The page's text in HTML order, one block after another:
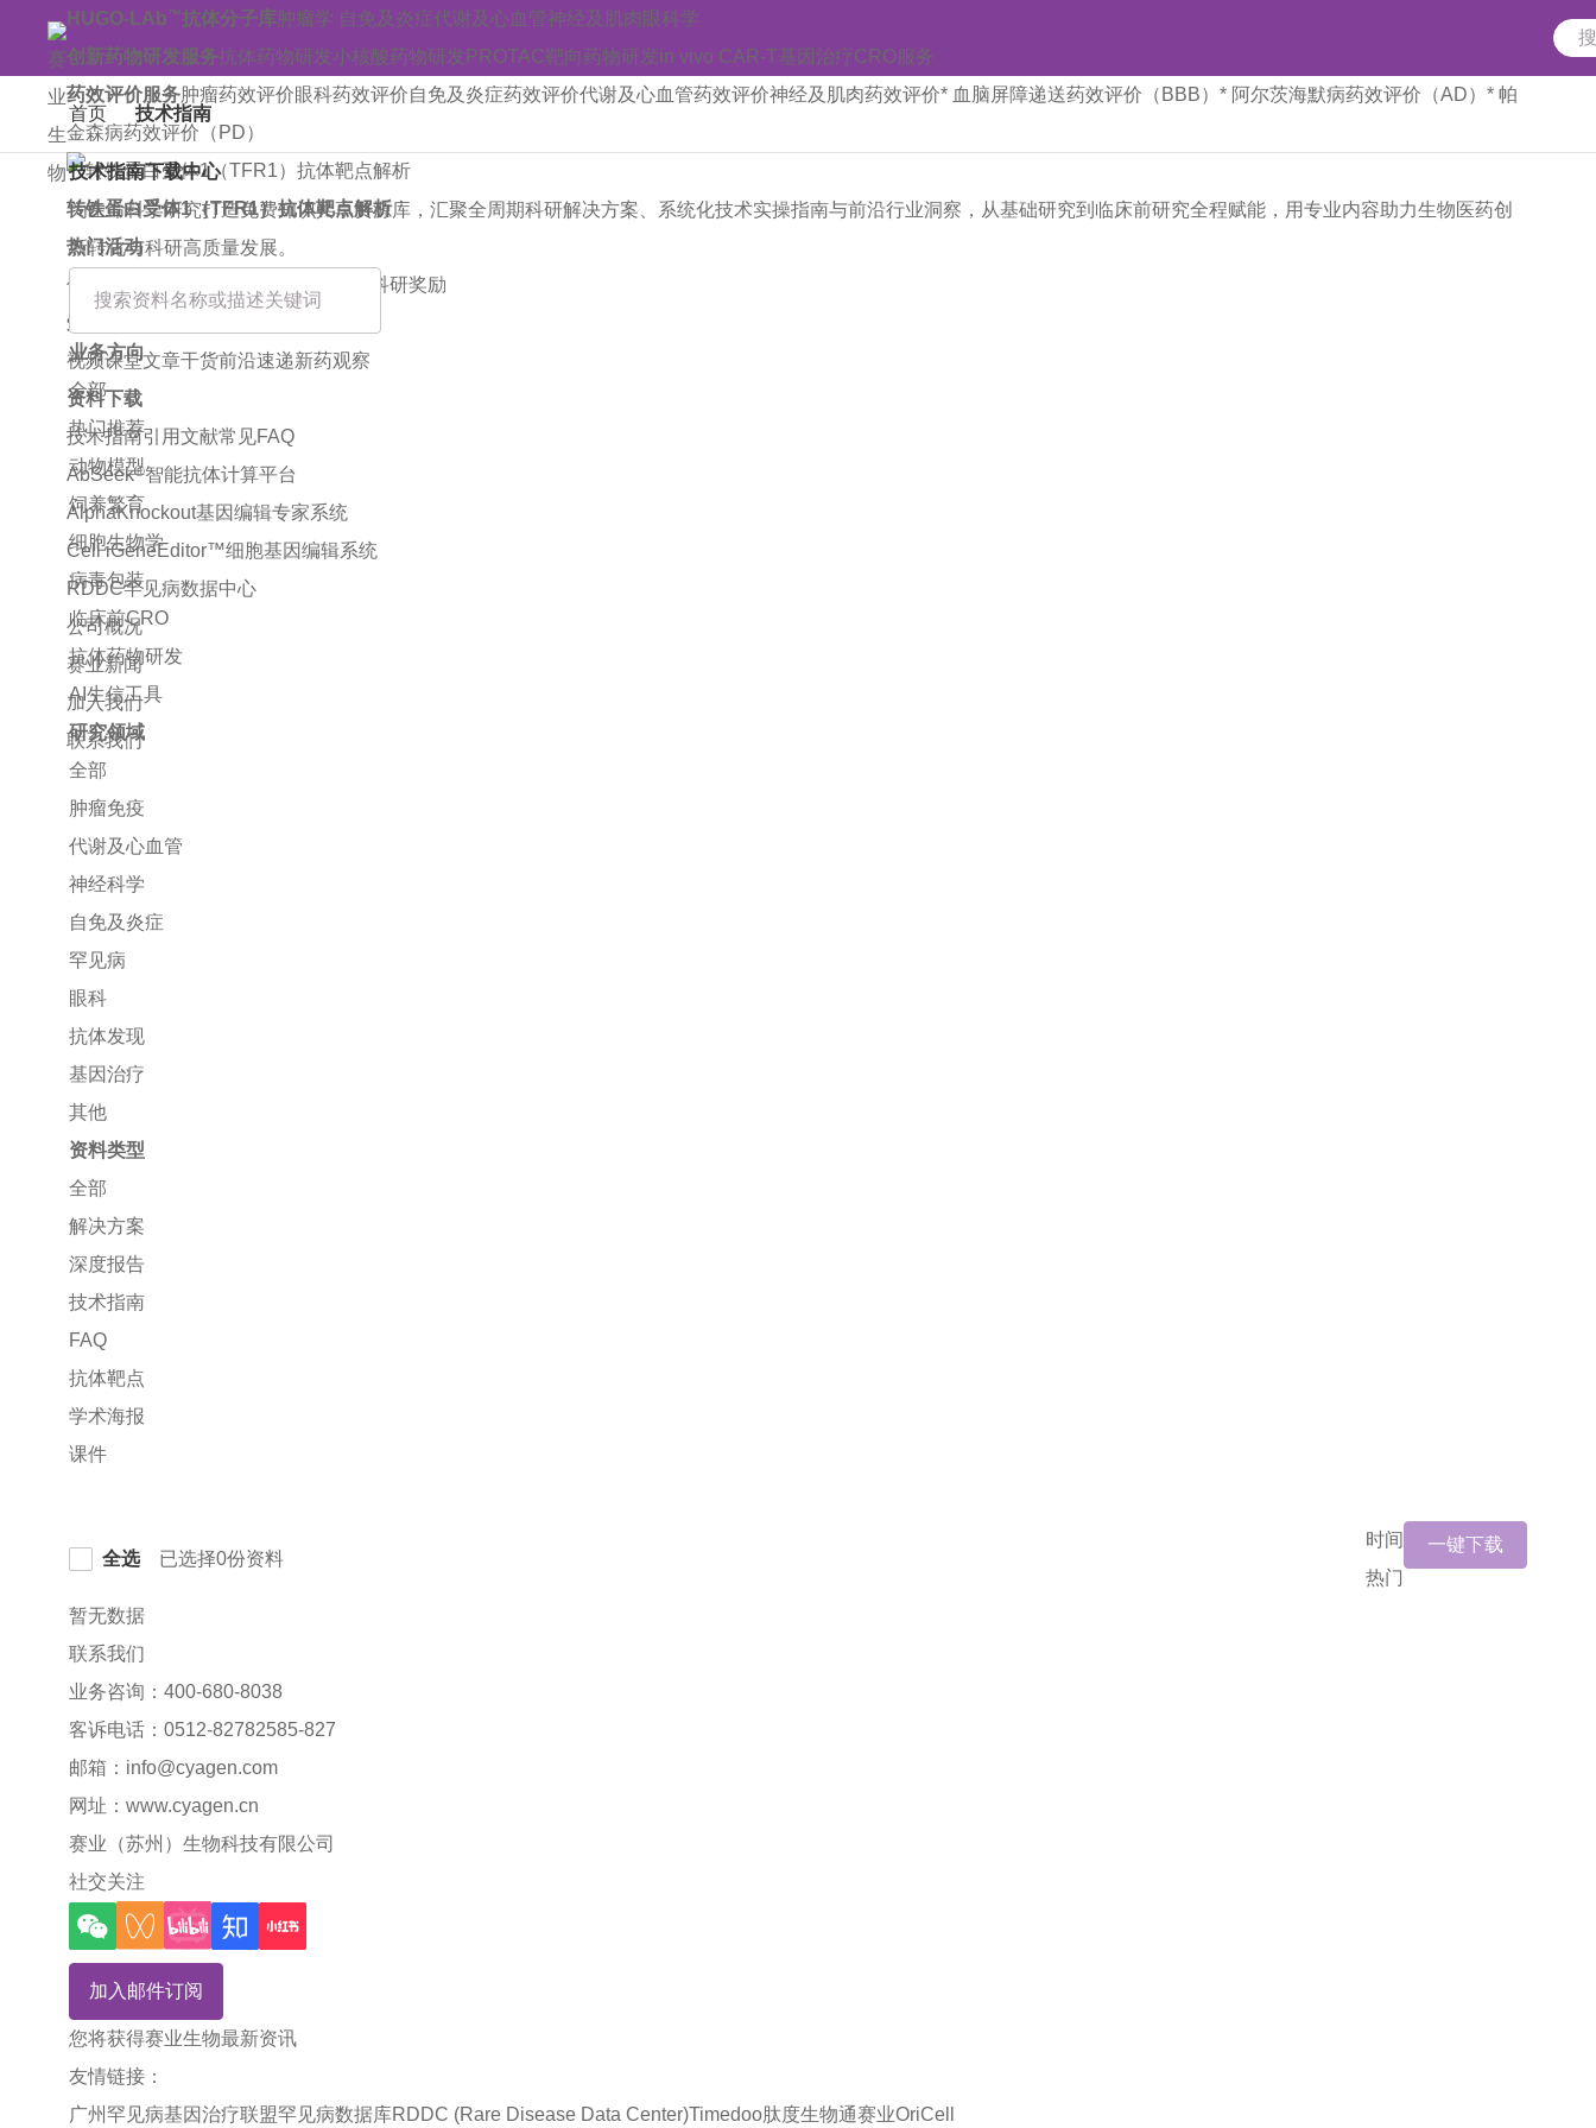
HUGO-LAb™抗体分子库肿瘤学 自免及炎症代谢及心血管神经及肌肉 眼科学
创新药物研发服务抗体药物研发小核酸药物研发 PROTAC靶向药物研发in vivo CAR-T基因治疗CRO服务
药效评价服务肿瘤药效评价眼科药效评价自免及炎症药效评价代谢及心血管药效评价神经及肌肉药效评价* 血脑屏障递送药效评价（BBB） * 阿尔茨海默病药效评价（AD） * 帕
金森病药效评价（PD）
转铁蛋白受体1（TFR1）抗体靶点解析
热门活动
优惠活动
科研奖励
知识干货
视频课堂文章干货前沿速递新药观察
资料下载
技术指南引用文献常见FAQ
AbSeek®智能抗体计算平台
AlphaKnockout基因编辑专家系统
Cell iGeneEditor™细胞基因编辑系统
RDDC罕见病数据中心
公司概况
赛业新闻
加入我们
联系我们
首页 技术指南
技术指南下载中心
为生命科学研究打造免费知识共享资源库，汇聚全周期科研解决方案、系统化技术实操指南与前沿行业洞察，从基础研究到临床前研究全程赋能，用专业内容助力生物医药创
新转化与科研高质量发展。
业务方向
全部
热门推荐
动物模型
饲养繁育
细胞生物学
病毒包装
临床前CRO
抗体药物研发
AI生信工具
研究领域
全部
肿瘤免疫
代谢及心血管
神经科学
自免及炎症
罕见病
眼科
抗体发现
基因治疗
其他
资料类型
全部
解决方案
深度报告
技术指南
FAQ
抗体靶点
学术海报
课件
全选 已选择0份资料
时间
热门
一键下载
暂无数据
联系我们
业务咨询：400-680-8038
客诉电话：0512-82782585-827
邮箱： info@cyagen.com
网址： www.cyagen.cn
赛业（苏州）生物科技有限公司
社交关注
加入邮件订阅
您将获得赛业生物最新资讯
友情链接：
广州罕见病基因治疗联盟罕见病数据库RDDC (Rare Disease Data Center)Timedoo肽度生物通赛业OriCell